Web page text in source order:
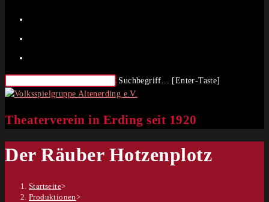
Website
Suchbegriff... [Enter-Taste]
Theaterverein in Erding seit 1920
Der Räuber Hotzenplotz
Startseite>
Produktionen>